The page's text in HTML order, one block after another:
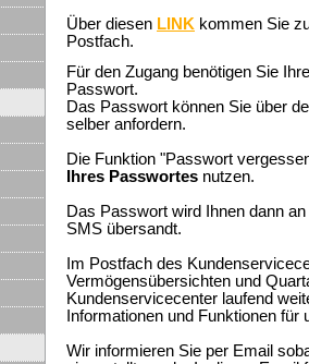
Über diesen LINK kommen Sie
Postfach.
Für den Zugang benötigen Sie
Passwort.
Das Passwort können Sie über
selber anfordern.
Die Funktion "Passwort
Ihres Passwortes nutzen.
Das Passwort wird Ihnen dann
SMS übersandt.
Im Postfach des
Vermögensübersichten und
Kundenservicecenter laufend
Informationen und Funktionen für
Wir informieren Sie per Email